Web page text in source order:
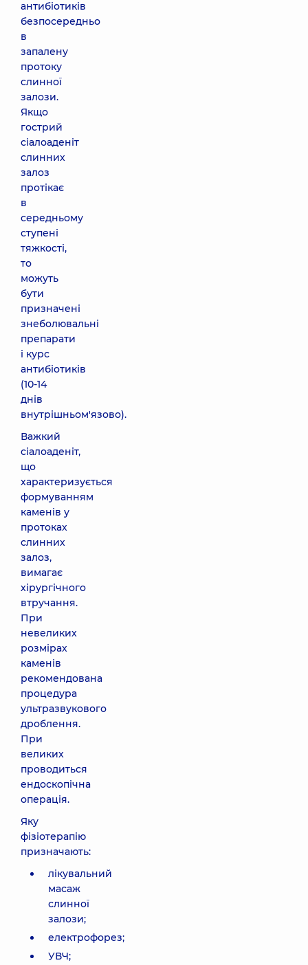
антибіотиків
безпосередньо
в
запалену
протоку
слинної
залози.
Якщо
гострий
сіалоаденіт
слинних
залоз
протікає
в
середньому
ступені
тяжкості,
то
можуть
бути
призначені
знеболювальні
препарати
і курс
антибіотиків
(10-14
днів
внутрішньом'язово).
Важкий
сіалоаденіт,
що
характеризується
формуванням
каменів у
протоках
слинних
залоз,
вимагає
хірургічного
втручання.
При
невеликих
розмірах
каменів
рекомендована
процедура
ультразвукового
дроблення.
При
великих
проводиться
ендоскопічна
операція.
Яку
фізіотерапію
призначають:
лікувальний
масаж
слинної
залози;
електрофорез;
УВЧ;